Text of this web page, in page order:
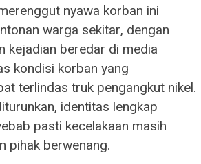
nyawa korban ini
warga sekitar, dengan
kejadian beredar di media
kondisi korban yang
terlindas truk pengangkut nikel.
identitas lengkap
pasti kecelakaan masih
pihak berwenang.